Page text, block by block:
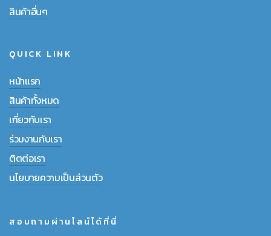
สินค้าอื่นๆ
QUICK LINK
หน้าแรก
สินค้าทั้งหมด
เกี่ยวกับเรา
ร่วมงานกับเรา
ติตต่อเรา
นโยบายความเป็นส่วนตัว
สอบถามผ่านไลน์ได้ที่นี่